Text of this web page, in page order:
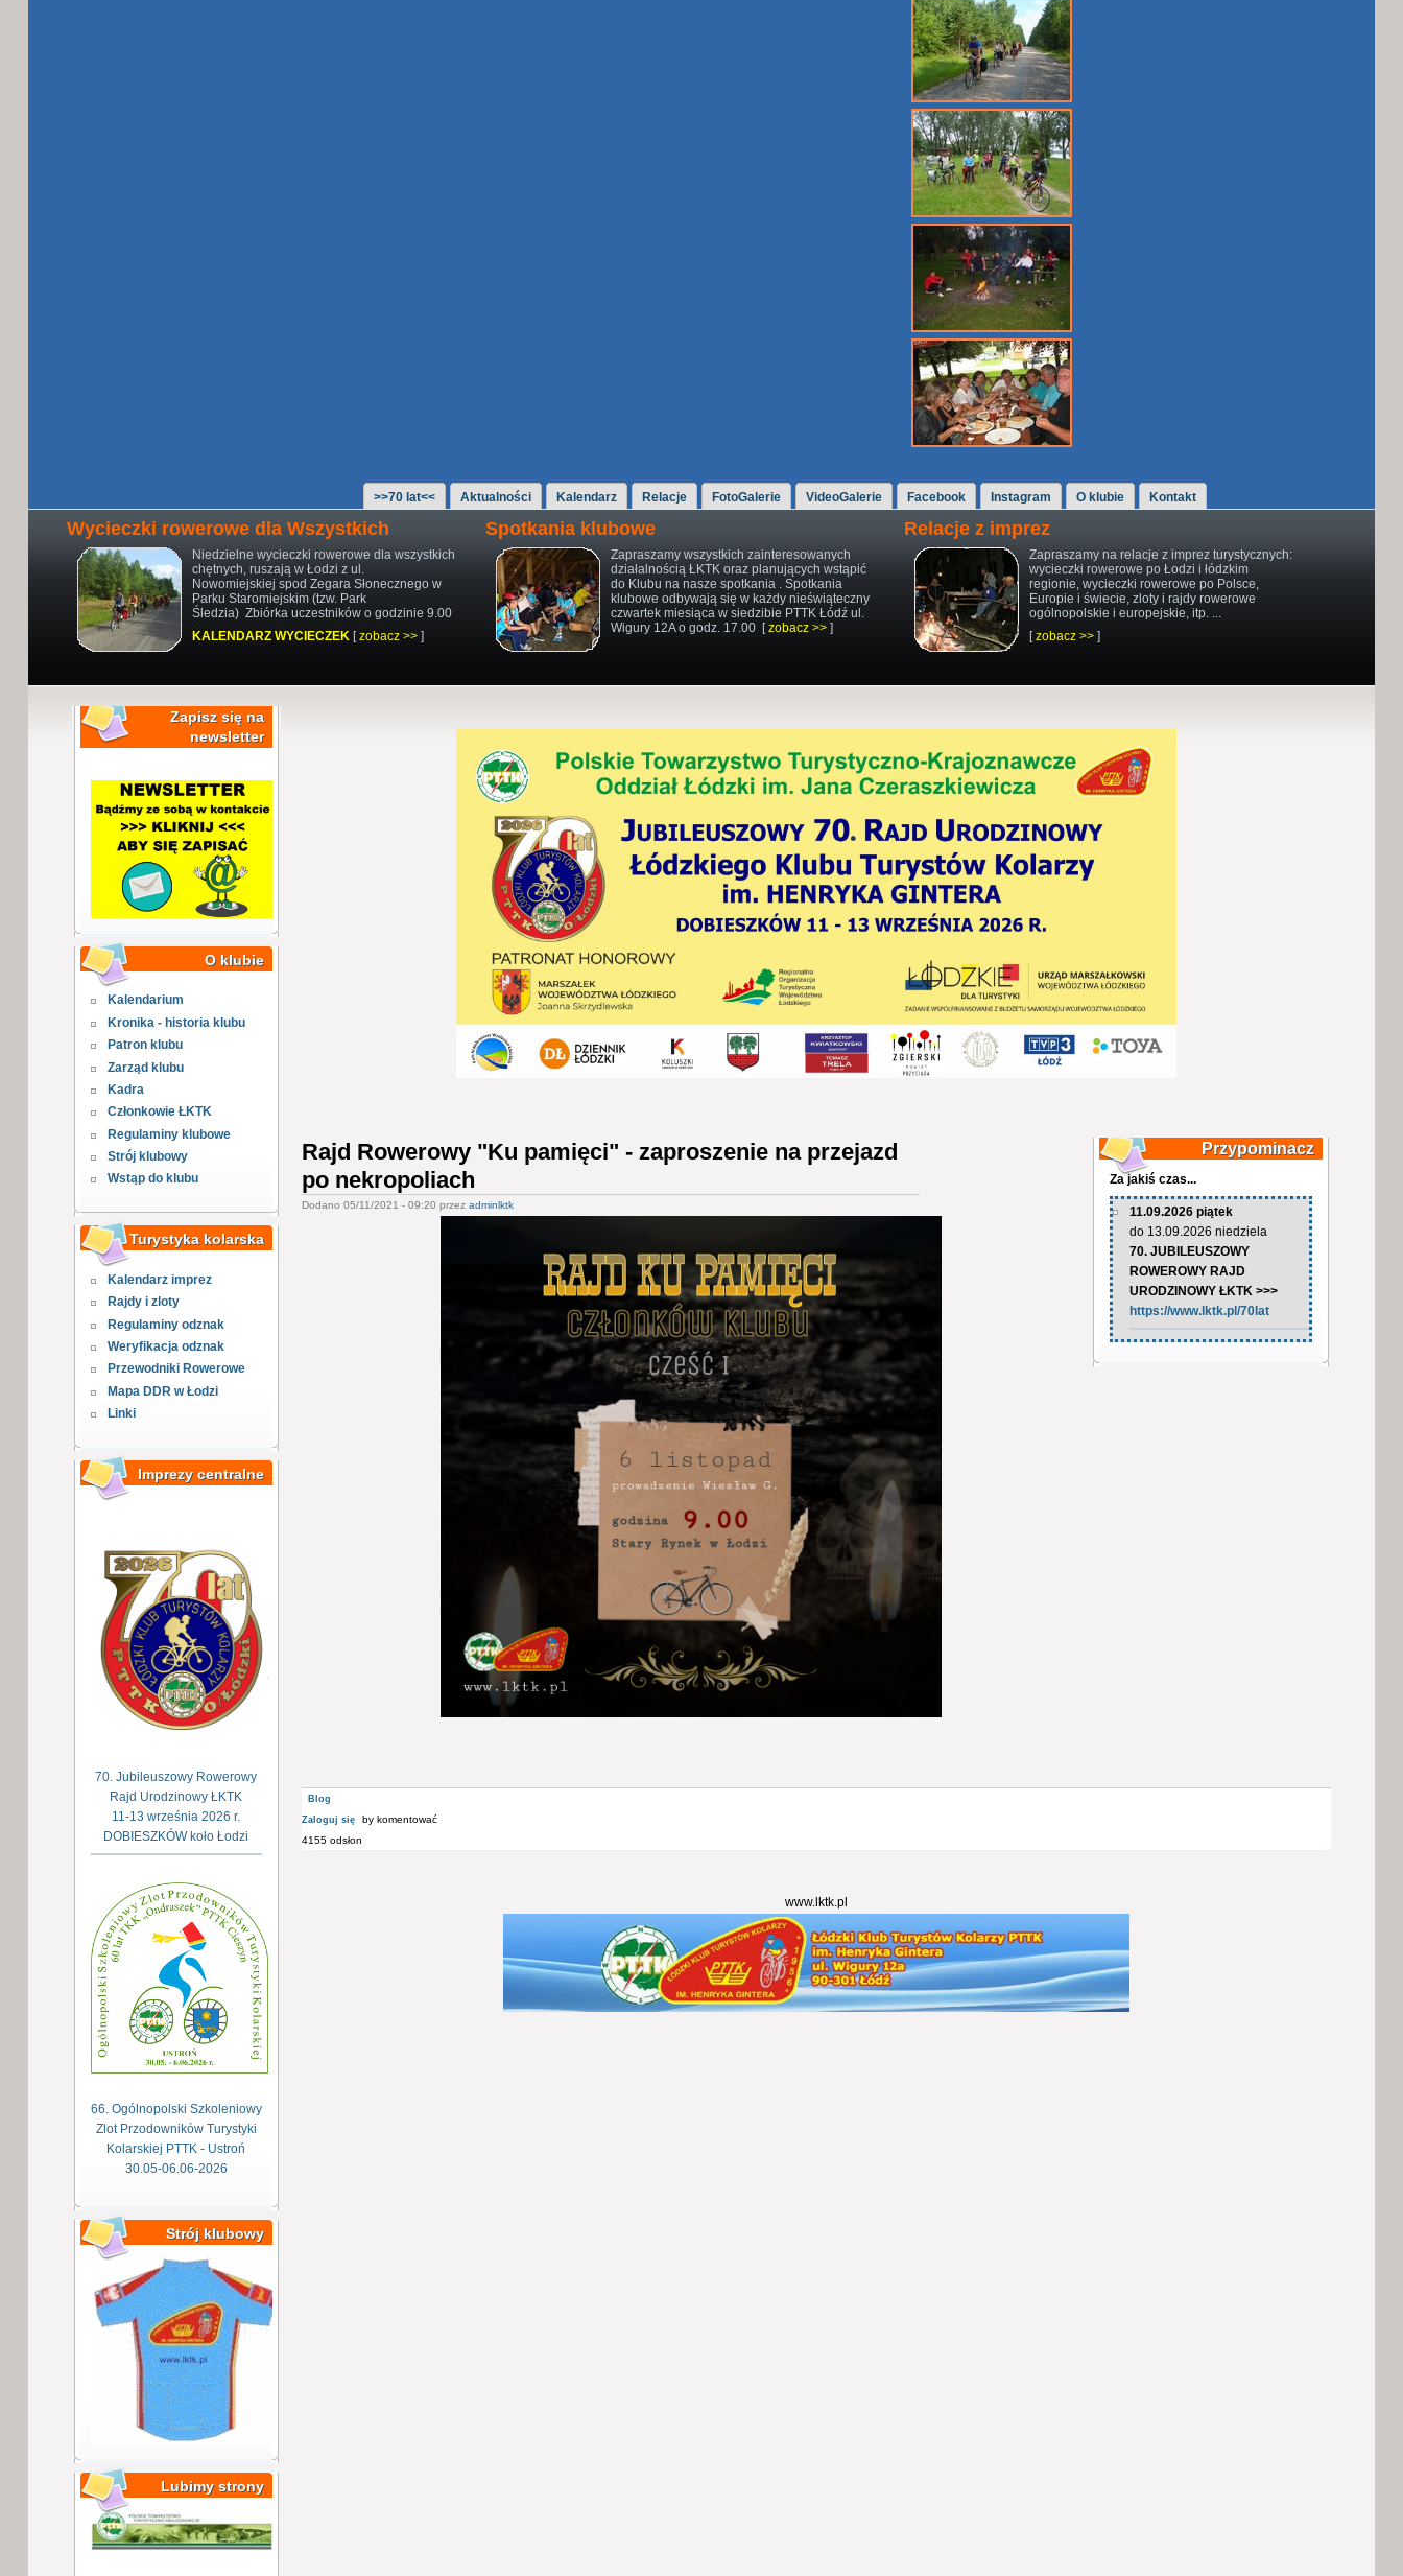
>>70 lat<< Aktualności Kalendarz Relacje FotoGalerie VideoGalerie Facebook Instagram O klubie Kontakt
Wycieczki rowerowe dla Wszystkich
Niedzielne wycieczki rowerowe dla wszystkich
chętnych,ruszają w Łodzi z ul.
Nowomiejskiej spod Zegara Słonecznego w
Parku Staromiejskim (tzw. Park
Śledzia) Zbiórka uczestników o godzinie 9.00
KALENDARZ WYCIECZEK [zobacz >>]
Spotkania klubowe
Zapraszamy wszystkich zainteresowanych
działalnością ŁKTK oraz planujących wstąpić
do Klubu na nasze spotkania . Spotkania
klubowe odbywają się w każdy nieświąteczny
czwartek miesiąca w siedzibie PTTK Łódź ul.
Wigury 12A o godz. 17.00 [zobacz >>]
Relacje z imprez
Zapraszamy na relacje z imprez turystycznych:
wycieczki rowerowe po Łodzi i łódzkim
regionie, wycieczki rowerowe po Polsce,
Europie i świecie, zloty i rajdy rowerowe
ogólnopolskie i europejskie, itp. ...
[zobacz >> ]
Zapisz się na
newsletter
O klubie
Kalendarium
Kronika - historia klubu
Patron klubu
Zarząd klubu
Kadra
Członkowie ŁKTK
Regulaminy klubowe
Strój klubowy
Wstąp do klubu
Turystyka kolarska
Kalendarz imprez
Rajdy i zloty
Regulaminy odznak
Weryfikacja odznak
Przewodniki Rowerowe
Mapa DDR w Łodzi
Linki
Imprezy centralne
70. Jubileuszowy Rowerowy
Rajd Urodzinowy ŁKTK
11-13 września 2026 r.
DOBIESZKÓW koło Łodzi
66. Ogólnopolski Szkoleniowy
Zlot Przodowników Turystyki
Kolarskiej PTTK - Ustroń
30.05-06.06-2026
Strój klubowy
Lubimy strony
Przypominacz
Za jakiś czas...
11.09.2026 piątek
do 13.09.2026 niedziela
70. JUBILEUSZOWY
ROWEROWY RAJD
URODZINOWY ŁKTK >>>
https://www.lktk.pl/70lat
Rajd Rowerowy "Ku pamięci" - zaproszenie na przejazd
po nekropoliach
Dodano 05/11/2021 - 09:20 przez adminlktk
Blog
Zaloguj się
by komentować
4155 odsłon
www.lktk.pl